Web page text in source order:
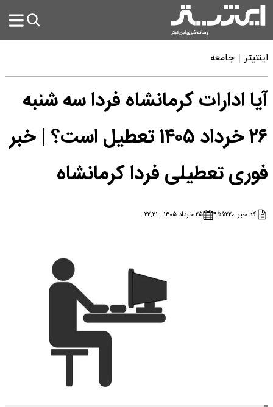
اینتیتر جامعه
آیا ادارات کرمانشاه فردا سه شنبه
۲۶ خرداد ۱۴۰۵ تعطیل است؟ | خبر
فوری تعطیلی فردا کرمانشاه
کد خبر :۴۵۵۲۲۰ ۲۵ خرداد ۱۴۰۵ - ۲۲:۲۱